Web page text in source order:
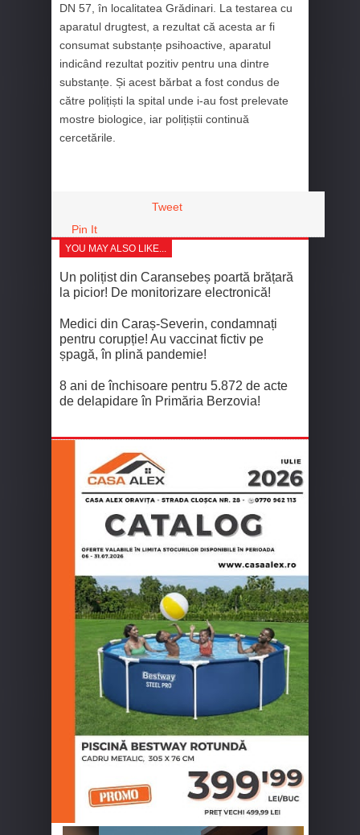
DN 57, în localitatea Grădinari. La testarea cu
aparatul drugtest, a rezultat că acesta ar fi
consumat substanțe psihoactive, aparatul
indicând rezultat pozitiv pentru una dintre
substanțe. Și acest bărbat a fost condus de
către polițiști la spital unde i-au fost prelevate
mostre biologice, iar polițiștii continuă
cercetările.
Tweet
Pin It
YOU MAY ALSO LIKE...
Un polițist din Caransebeș poartă brățară
la picior! De monitorizare electronică!
Medici din Caraș-Severin, condamnați
pentru corupție! Au vaccinat fictiv pe
șpagă, în plină pandemie!
8 ani de închisoare pentru 5.872 de acte
de delapidare în Primăria Berzovia!